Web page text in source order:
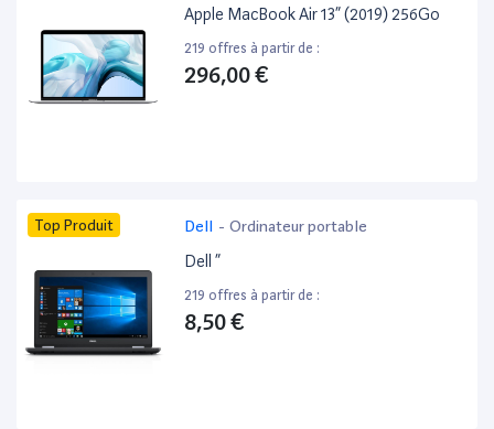
Apple MacBook Air 13” (2019) 256Go
219 offres à partir de :
296,00 €
Top Produit Dell - Ordinateur portable
Dell ”
219 offres à partir de :
8,50 €